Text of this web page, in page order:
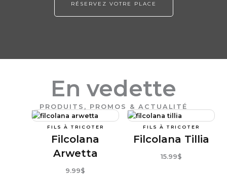
RÉSERVEZ VOTRE PLACE
En vedette
PRODUITS, PROMOS & ACTUALITÉ
FILS À TRICOTER
Filcolana
Arwetta
9.99$
FILS À TRICOTER
Filcolana Tillia
15.99$